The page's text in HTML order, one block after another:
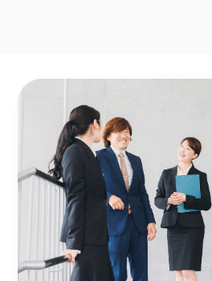
2026.04.20
2025年度奈良こども食堂ネットワークサ
2026.04.07
採用サイトに社員の声を1件追加しました！
2026.01.30
当社公式SNSアカウントを立ち上げました